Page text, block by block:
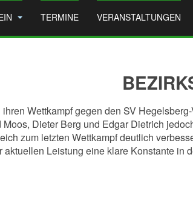
TERMINE VERANSTALTUNGEN
Wettkampf gegen den SV
Dieter Berg und Edgar Dietrich
zum letzten Wettkampf deutlich
Leistung eine klare Konstante in